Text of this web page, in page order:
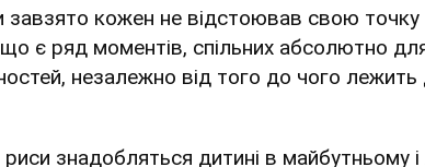
завзято кожен не відстоював свою точку
є ряд моментів, спільних абсолютно
незалежно від того до чого
знадобляться дитині в майбутньому і